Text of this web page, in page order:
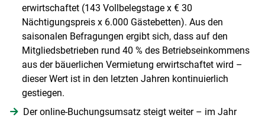
erwirtschaftet (143 Vollbelegstage x € 30
Nächtigungspreis x 6.000 Gästebetten). Aus den
saisonalen Befragungen ergibt sich, dass auf den
Mitgliedsbetrieben rund 40 % des Betriebseinkommens
aus der bäuerlichen Vermietung erwirtschaftet wird –
dieser Wert ist in den letzten Jahren kontinuierlich
gestiegen.
Der online-Buchungsumsatz steigt weiter – im Jahr